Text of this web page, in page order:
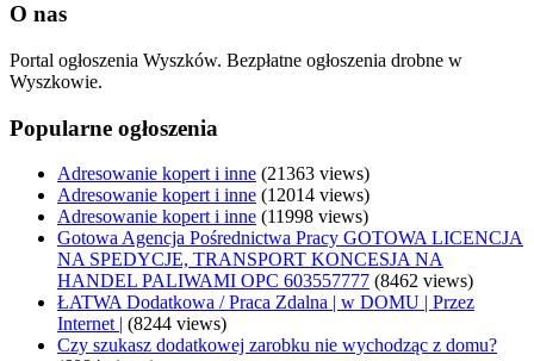
O nas
Portal ogłoszenia Wyszków. Bezpłatne ogłoszenia drobne w
Wyszkowie.
Popularne ogłoszenia
Adresowanie kopert i inne (21363 views)
Adresowanie kopert i inne (12014 views)
Adresowanie kopert i inne (11998 views)
Gotowa Agencja Pośrednictwa Pracy GOTOWA LICENCJA
NA SPEDYCJE, TRANSPORT KONCESJA NA
HANDEL PALIWAMI OPC 603557777 (8462 views)
ŁATWA Dodatkowa / Praca Zdalna | w DOMU | Przez
Internet | (8244 views)
Czy szukasz dodatkowej zarobku nie wychodząc z domu?